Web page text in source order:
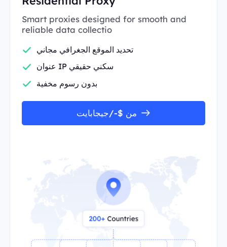
Smart proxies designed for smooth and
reliable data collectio
تحديد الموقع الجغرافي مجاني
عنوان IP سكني حقيقي
بدون رسوم مخفية
من $-/جيجابايت